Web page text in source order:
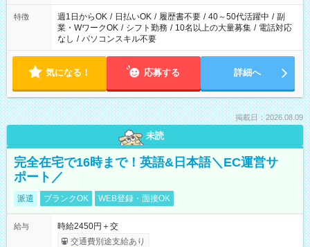
特徴 週1日からOK / 日払いOK / 履歴書不要 / 40～50代活躍中 / 副
業・WワークOK / シフト勤務 / 10名以上の大量募集 / 電話対応
なし / パソコンスキル不要
気になる！ 応募する 詳細へ
掲載日：2026.08.09
未読
完全在宅で16時まで！英語&日本語＼EC運営サ
ポート／
派遣 ブランクOK WEB登録・面接OK
給与
時給2450円＋交
交通費別途支給あり